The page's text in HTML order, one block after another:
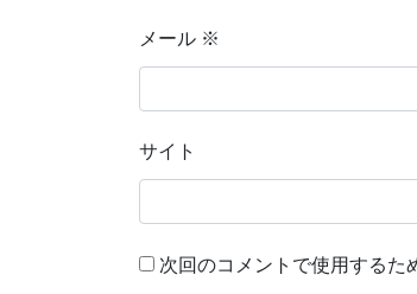
メール ※
サイト
次回のコメントで使用するた